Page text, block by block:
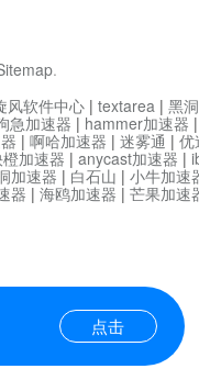
.
点击
风软件中心 | textarea | 黑
急加速器 | hammer加速器
| 啊哈加速器 | 迷雾通 | 优
加速器 | anycast加速器 |
加速器 | 白石山 | 小牛加速
器 | 海鸥加速器 | 芒果加速